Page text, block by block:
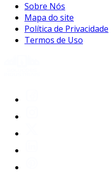
Sobre Nós
Mapa do site
Política de Privacidade
Termos de Uso